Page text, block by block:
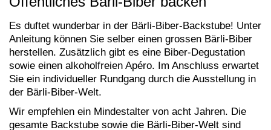
Es duftet wunderbar in der Bärli-Biber-Backstube! Unter
Anleitung können Sie selber einen grossen Bärli-Biber
herstellen. Zusätzlich gibt es eine Biber-Degustation
sowie einen alkoholfreien Apéro. Im Anschluss erwartet
Sie ein individueller Rundgang durch die Ausstellung in
der Bärli-Biber-Welt.
Wir empfehlen ein Mindestalter von acht Jahren. Die
gesamte Backstube sowie die Bärli-Biber-Welt sind